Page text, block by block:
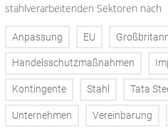
stahlverarbeitenden Sektoren nach
Anpassung EU
Handelsschutzmaßnahmen
Kontingente Stahl Tata
Unternehmen Vereinbarung